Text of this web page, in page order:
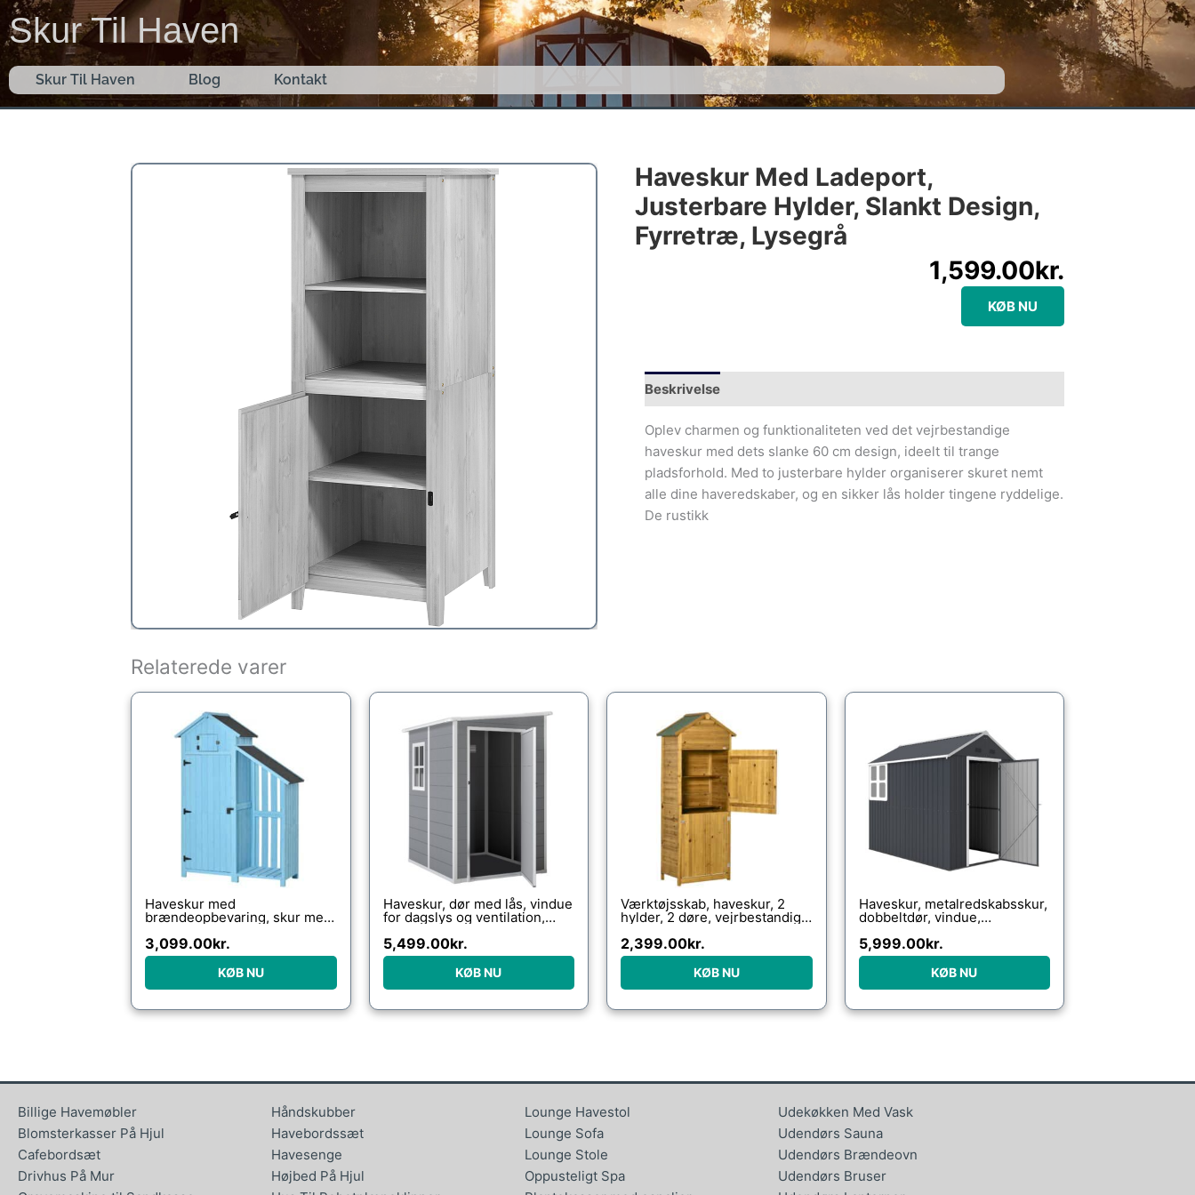
Gå
til
indholdet
Skur Til Haven
Skur Til Haven Blog Kontakt
Haveskur Med Ladeport,
Justerbare Hylder, Slankt Design,
Fyrretræ, Lysegrå
1,599.00kr.
KØB NU
Beskrivelse
Oplev charmen og funktionaliteten ved det vejrbestandige
haveskur med dets slanke 60 cm design, ideelt til trange
pladsforhold. Med to justerbare hylder organiserer skuret nemt
alle dine haveredskaber, og en sikker lås holder tingene ryddelige.
De rustikk
Relaterede varer
Haveskur med
brændeopbevaring, skur med
himmelblå, 130 x 54,5 x 180
cm
3,099.00kr.
KØB NU
Haveskur, dør med lås, vindue
for dagslys og ventilation,
192/177 cm grå
5,499.00kr.
KØB NU
Værktøjsskab, haveskur, 2
hylder, 2 døre, vejrbestandig,
2,399.00kr.
KØB NU
Haveskur, metalredskabsskur,
dobbeltdør, vindue,
5,999.00kr.
KØB NU
Billige Havemøbler
Blomsterkasser På Hjul
Cafebordsæt
Drivhus På Mur
Håndskubber
Havebordssæt
Havesenge
Højbed På Hjul
Lounge Havestol
Lounge Sofa
Lounge Stole
Oppusteligt Spa
Udekøkken Med Vask
Udendørs Sauna
Udendørs Brændeovn
Udendørs Bruser